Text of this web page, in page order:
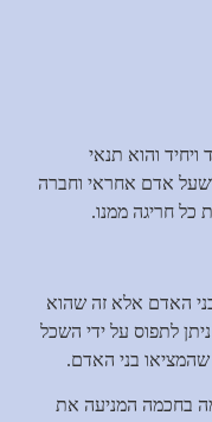
והוא תנאי
אדם אחראי וחברה
כל חריגה ממנו.
האדם אלא זה שהוא
לתפוס על ידי השכל
בני האדם.
בחכמה המניעה את